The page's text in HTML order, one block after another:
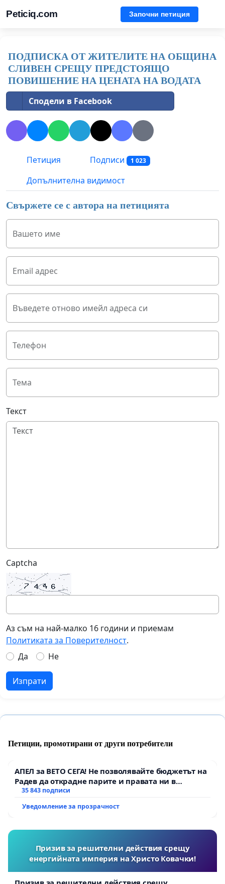
Peticiq.com Започни петиция
ПОДПИСКА ОТ ЖИТЕЛИТЕ НА ОБЩИНА
СЛИВЕН СРЕЩУ ПРЕДСТОЯЩО
ПОВИШЕНИЕ НА ЦЕНАТА НА ВОДАТА
Сподели в Facebook
Петиция Подписи 1 023
Допълнителна видимост
Свържете се с автора на петицията
Вашето име
Email адрес
Въведете отново имейл адреса си
Телефон
Тема
Текст
Captcha
Аз съм на най-малко 16 години и приемам
Политиката за Поверителност.
Да
Не
Изпрати
Петиции, промотирани от други потребители
АПЕЛ за ВЕТО СЕГА! Не позволявайте бюджетът на
Радев да открадне парите и правата ни в
тъмното
35 843 подписи
Уведомление за прозрачност
Призив за решителни действия срещу
енергийната империя на Христо Ковачки!